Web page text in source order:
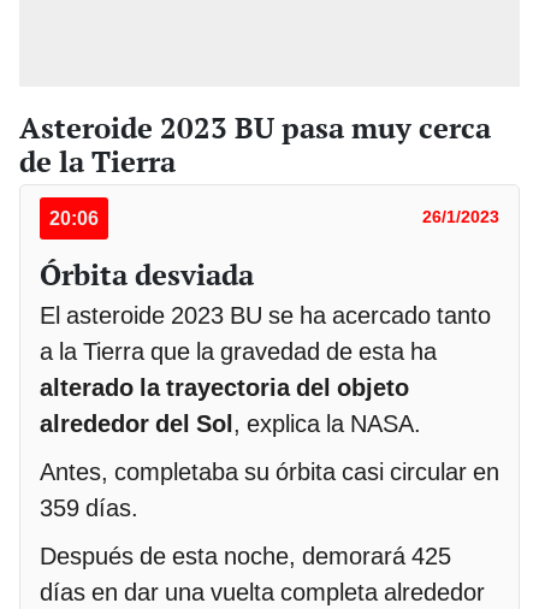
Asteroide 2023 BU pasa muy cerca
de la Tierra
20:06 26/1/2023
Órbita desviada
El asteroide 2023 BU se ha acercado tanto
a la Tierra que la gravedad de esta ha
alterado la trayectoria del objeto
alrededor del Sol, explica la NASA.
Antes, completaba su órbita casi circular en
359 días.
Después de esta noche, demorará 425
días en dar una vuelta completa alrededor